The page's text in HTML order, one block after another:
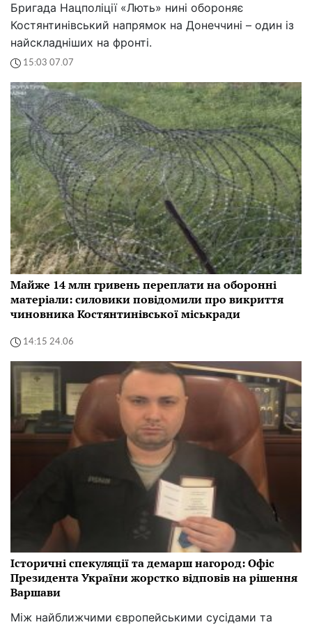
Бригада Нацполіції «Лють» нині обороняє
Костянтинівський напрямок на Донеччині – один із
найскладніших на фронті.
15:03 07.07
Майже 14 млн гривень переплати на оборонні
матеріали: силовики повідомили про викриття
чиновника Костянтинівської міськради
14:15 24.06
Історичні спекуляції та демарш нагород: Офіс
Президента України жорстко відповів на рішення
Варшави
Між найближчими європейськими сусідами та